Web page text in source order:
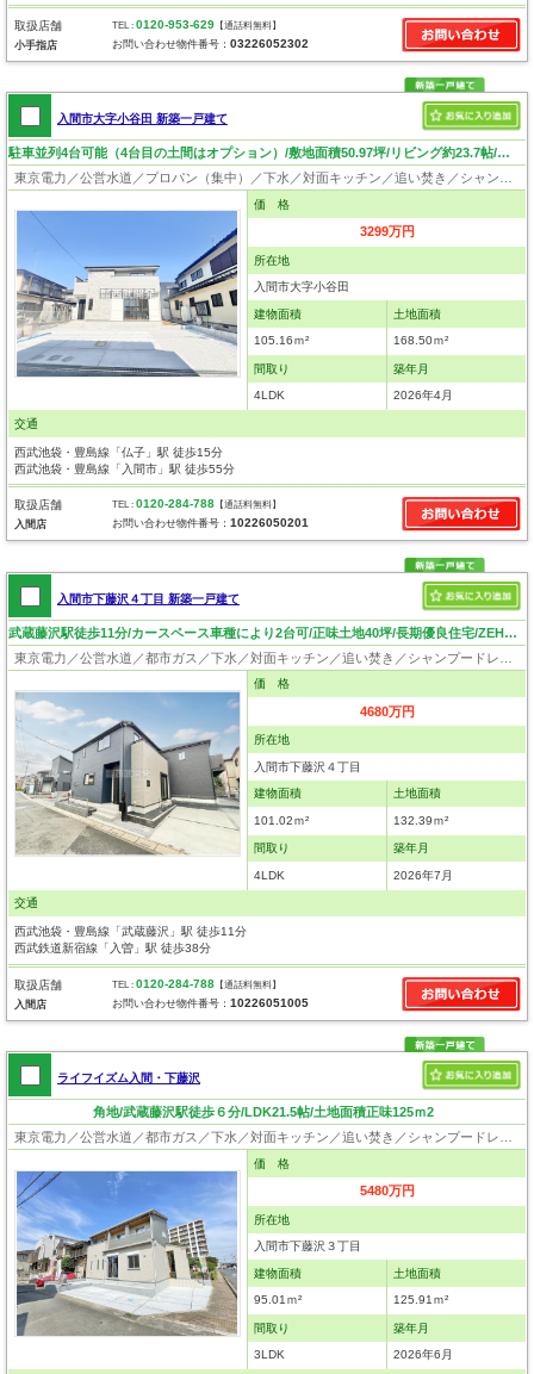
取扱店舗
小手指店
TEL :0120-953-629 【通話料無料】
お問い合わせ物件番号：03226052302
入間市大字小谷田 新築一戸建て
駐車並列4台可能（4台目の土間はオプション）/敷地面積50.97坪/リビング約23.7帖/収納豊富
価 格
3299万円
所在地
入間市大字小谷田
建物面積
105.16ｍ²
土地面積
168.50ｍ²
間取り
4LDK
築年月
2026年4月
交通
西武池袋・豊島線「仏子」駅 徒歩15分
西武池袋・豊島線「入間市」駅 徒歩55分
取扱店舗
入間店
TEL :0120-284-788 【通話料無料】
お問い合わせ物件番号：10226050201
入間市下藤沢４丁目 新築一戸建て
武蔵藤沢駅徒歩11分/カースペース車種により2台可/正味土地40坪/長期優良住宅/ZEH水準仕様/収納豊富
価 格
4680万円
所在地
入間市下藤沢４丁目
建物面積
101.02ｍ²
土地面積
132.39ｍ²
間取り
4LDK
築年月
2026年7月
交通
西武池袋・豊島線「武蔵藤沢」駅 徒歩11分
西武鉄道新宿線「入曽」駅 徒歩38分
取扱店舗
入間店
TEL :0120-284-788 【通話料無料】
お問い合わせ物件番号：10226051005
ライフイズム入間・下藤沢
角地/武蔵藤沢駅徒歩６分/LDK21.5帖/土地面積正味125ｍ2
価 格
5480万円
所在地
入間市下藤沢３丁目
建物面積
95.01ｍ²
土地面積
125.91ｍ²
間取り
3LDK
築年月
2026年6月